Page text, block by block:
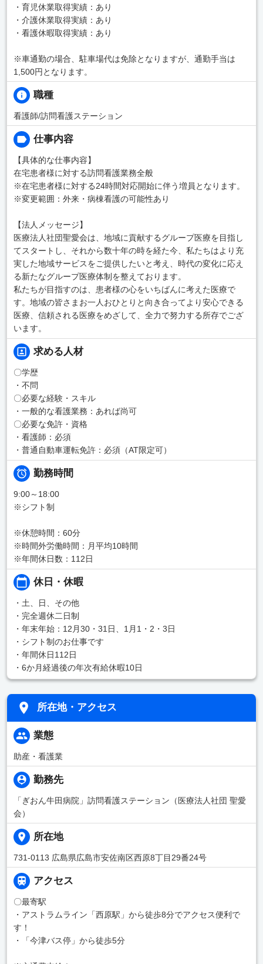
・育児休業取得実績：あり
・介護休業取得実績：あり
・看護休暇取得実績：あり
※車通勤の場合、駐車場代は免除となりますが、通勤手当は
1,500円となります。
職種
看護師/訪問看護ステーション
仕事内容
【具体的な仕事内容】
在宅患者様に対する訪問看護業務全般
※在宅患者様に対する24時間対応開始に伴う増員となります。
※変更範囲：外来・病棟看護の可能性あり
【法人メッセージ】
医療法人社団聖愛会は、地域に貢献するグループ医療を目指し
てスタートし、それから数十年の時を経た今、私たちはより充
実した地域サービスをご提供したいと考え、時代の変化に応え
る新たなグループ医療体制を整えております。
私たちが目指すのは、患者様の心をいちばんに考えた医療で
す。地域の皆さまお一人おひとりと向き合ってより安心できる
医療、信頼される医療をめざして、全力で努力する所存でござ
います。
求める人材
〇学歴
・不問
〇必要な経験・スキル
・一般的な看護業務：あれば尚可
〇必要な免許・資格
・看護師：必須
・普通自動車運転免許：必須（AT限定可）
勤務時間
9:00～18:00
※シフト制
※休憩時間：60分
※時間外労働時間：月平均10時間
※年間休日数：112日
休日・休暇
・土、日、その他
・完全週休二日制
・年末年始：12月30・31日、1月1・2・3日
・シフト制のお仕事です
・年間休日112日
・6か月経過後の年次有給休暇10日
所在地・アクセス
業態
助産・看護業
勤務先
「ぎおん牛田病院」訪問看護ステーション（医療法人社団 聖愛
会）
所在地
731-0113 広島県広島市安佐南区西原8丁目29番24号
アクセス
〇最寄駅
・アストラムライン「西原駅」から徒歩8分でアクセス便利で
す！
・「今津バス停」から徒歩5分